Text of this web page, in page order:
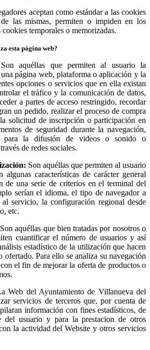
aceptan como estándar a las cookies
las mismas, permiten o impiden en los
cookies temporales o memorizadas.
esta página web?
Son aquéllas que permiten al usuario la
página web, plataforma o aplicación y la
opciones o servicios que en ella existan
el tráfico y la comunicación de datos,
a partes de acceso restringido, recordar
un pedido, realizar el proceso de compra
solicitud de inscripción o participación en
de seguridad durante la navegación,
para la difusión de videos o sonido o
de redes sociales.
Son aquéllas que permiten al usuario
algunas características de carácter general
de una serie de criterios en el terminal del
serían el idioma, el tipo de navegador a
servicio, la configuración regional desde
etc.
Son aquéllas que bien tratadas por nosotros o
cuantificar el número de usuarios y así
estadístico de la utilización que hacen
ofertado. Para ello se analiza su navegación
el fin de mejorar la oferta de productos o
Web del Ayuntamiento de Villanueva del
servicios de terceros que, por cuenta de
información con fines estadísticos, de
del usuario y para la prestacion de otros
la actividad del Website y otros servicios